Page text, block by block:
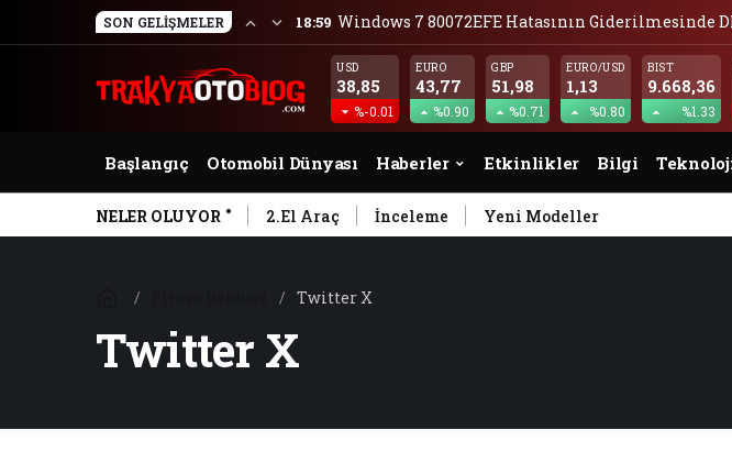
SON GELIŞMELER 18:59 Windows 7 80072EFE Hatasının Giderilmesinde
USD
38,85
%-0.01
EURO
43,77
%0.90
GBP
51,98
%0.71
EURO/USD
1,13
%0.80
BIST
9.668,36
%1.33
Başlangıç Otomobil Dünyası Haberler Etkinlikler Bilgi
NELER OLUYOR 2.El Araç İnceleme Yeni Modeller
Twitter X
Twitter X